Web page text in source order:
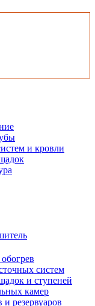
и кровли
систем
и ступеней
камер
резервуаров